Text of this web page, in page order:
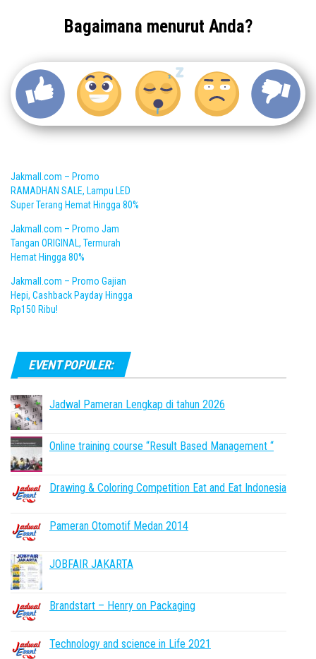
Bagaimana menurut Anda?
Jakmall.com – Promo
RAMADHAN SALE, Lampu LED
Super Terang Hemat Hingga 80%
Jakmall.com – Promo Jam
Tangan ORIGINAL, Termurah
Hemat Hingga 80%
Jakmall.com – Promo Gajian
Hepi, Cashback Payday Hingga
Rp150 Ribu!
EVENT POPULER:
Jadwal Pameran Lengkap di tahun 2026
Online training course “Result Based Management “
Drawing & Coloring Competition Eat and Eat Indonesia
Pameran Otomotif Medan 2014
JOBFAIR JAKARTA
Brandstart – Henry on Packaging
Technology and science in Life 2021